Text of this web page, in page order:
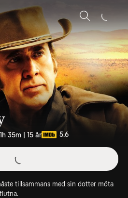
Sök
35m | 15 år 5.6
tillsammans med sin dotter möta